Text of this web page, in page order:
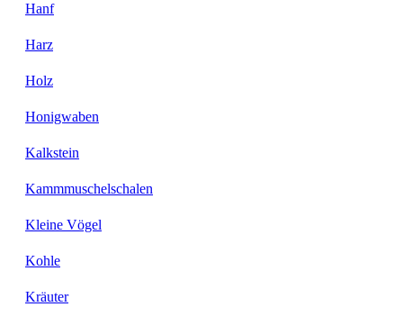
Hanf
Harz
Holz
Honigwaben
Kalkstein
Kammmuschelschalen
Kleine Vögel
Kohle
Kräuter